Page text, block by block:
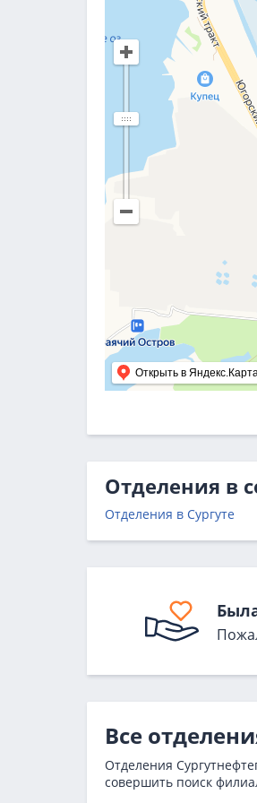
Открыть в
Отделения в
Отделения в Сургуте
Все
Отделения
совершить поиск